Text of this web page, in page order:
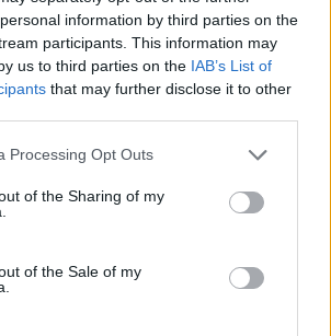
information by third parties on the
participants. This information may
us to third parties on the IAB’s List of
that may further disclose it to other
Processing Opt Outs
of the Sharing of my
of the Sale of my
per a gaudir de les Festes Majors
d’Amposta”
31 de juliol de 2026
Blaumut lidera el cartell musical de les
Festes
30 de juliol de 2026